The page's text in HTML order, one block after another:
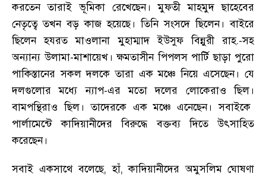
করতেন তারাই ভূমিকা রেখেছেন। মুফতী মাহমুদ ছাহেবের
নেতৃত্বে তখন বড় কাজ হয়েছে। তিনি সংসদে ছিলেন। বাইরে
ছিলেন হযরত মাওলানা মুহাম্মাদ ইউসুফ বিন্নুরী রাহ.-সহ
অন্যান্য উলামা-মাশায়েখ। ক্ষমতাসীন পিপলস পার্টি ছাড়া পুরো
পাকিস্তানের সকল দলকে তারা এক মঞ্চে নিয়ে এসেছেন। যে
দলগুলোর মধ্যে ন্যাপ-এর মতো দলের লোকেরাও ছিল ।
বামপন্থিরাও ছিল। তাদেরকে এক মঞ্চে এনেছেন। সবাইকে
পার্লামেন্টে কাদিয়ানীদের বিরুদ্ধে বক্তব্য দিতে উৎসাহিত
করেছেন।
সবাই একসাথে বলেছে,হাঁ,কাদিয়ানীদের অমুসলিম ঘোষণা